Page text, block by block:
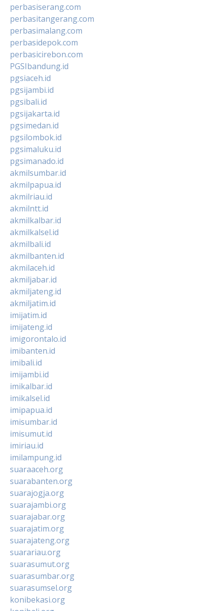
perbasiserang.com
perbasitangerang.com
perbasimalang.com
perbasidepok.com
perbasicirebon.com
PGSIbandung.id
pgsiaceh.id
pgsijambi.id
pgsibali.id
pgsijakarta.id
pgsimedan.id
pgsilombok.id
pgsimaluku.id
pgsimanado.id
akmilsumbar.id
akmilpapua.id
akmilriau.id
akmilntt.id
akmilkalbar.id
akmilkalsel.id
akmilbali.id
akmilbanten.id
akmilaceh.id
akmiljabar.id
akmiljateng.id
akmiljatim.id
imijatim.id
imijateng.id
imigorontalo.id
imibanten.id
imibali.id
imijambi.id
imikalbar.id
imikalsel.id
imipapua.id
imisumbar.id
imisumut.id
imiriau.id
imilampung.id
suaraaceh.org
suarabanten.org
suarajogja.org
suarajambi.org
suarajabar.org
suarajatim.org
suarajateng.org
suarariau.org
suarasumut.org
suarasumbar.org
suarasumsel.org
konibekasi.org